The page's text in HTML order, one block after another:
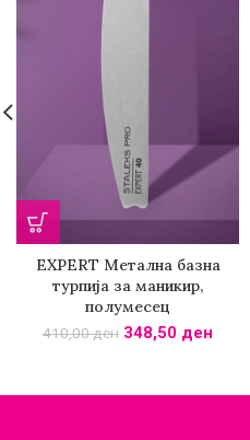
EXPERT Метална базна
турпија за маникир,
полумесец
410,00ден 348,50 ден